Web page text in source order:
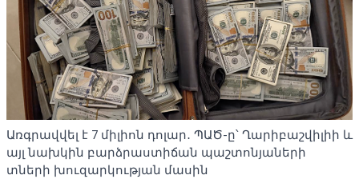
Առգրավվել է 7 միլիոն դոլար․ ՊԱԾ-ը՝ Ղարիբաշվիլիի և
այլ նախկին բարձրաստիճան պաշտոնյաների
տների խուզարկության մասին